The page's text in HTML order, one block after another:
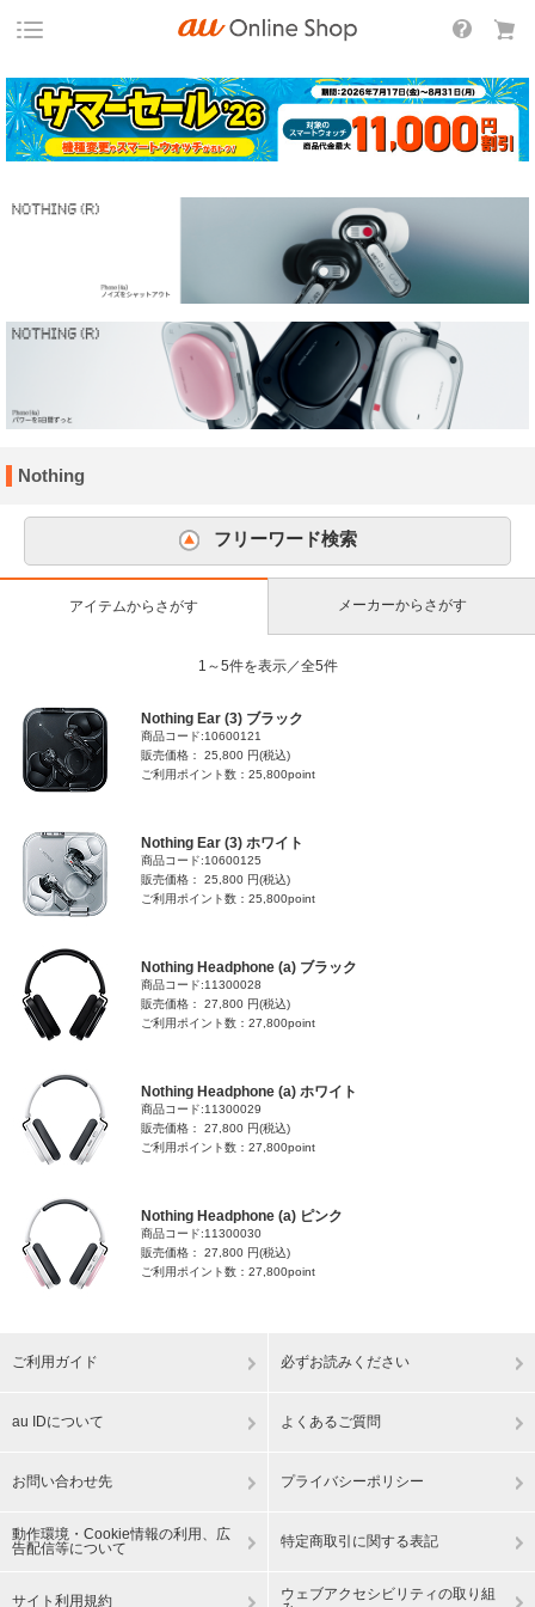
Nothing
フリーワード検索
アイテムからさがす メーカーからさがす
1～5件を表示／全5件
Nothing Ear (3) ブラック
商品コード:10600121
販売価格： 25,800 円(税込)
ご利用ポイント数：25,800point
Nothing Ear (3) ホワイト
商品コード:10600125
販売価格： 25,800 円(税込)
ご利用ポイント数：25,800point
Nothing Headphone (a) ブラック
商品コード:11300028
販売価格： 27,800 円(税込)
ご利用ポイント数：27,800point
Nothing Headphone (a) ホワイト
商品コード:11300029
販売価格： 27,800 円(税込)
ご利用ポイント数：27,800point
Nothing Headphone (a) ピンク
商品コード:11300030
販売価格： 27,800 円(税込)
ご利用ポイント数：27,800point
ご利用ガイド 必ずお読みください
au IDについて よくあるご質問
お問い合わせ先 プライバシーポリシー
動作環境・Cookie情報の利用、広
告配信等について
特定商取引に関する表記
サイト利用規約
ウェブアクセシビリティの取り組